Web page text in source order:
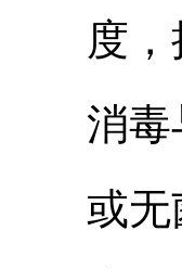
度
消毒
或无